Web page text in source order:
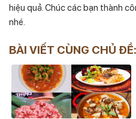
hiệu quả. Chúc các bạn thành
nhé.
BÀI VIẾT CÙNG CHỦ ĐỀ: